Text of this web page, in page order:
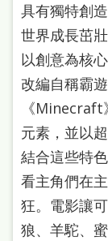
具有獨特創
世界成長茁
以創意為核
改編自稱霸
《Minecraft
元素，並以
結合這些特
看主角們在
狂。電影讓
狼、羊駝、